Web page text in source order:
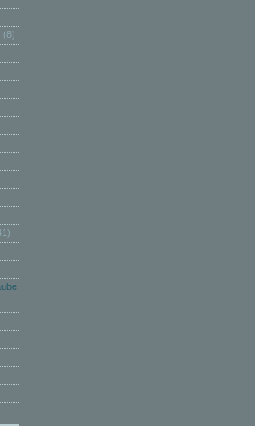
(8)